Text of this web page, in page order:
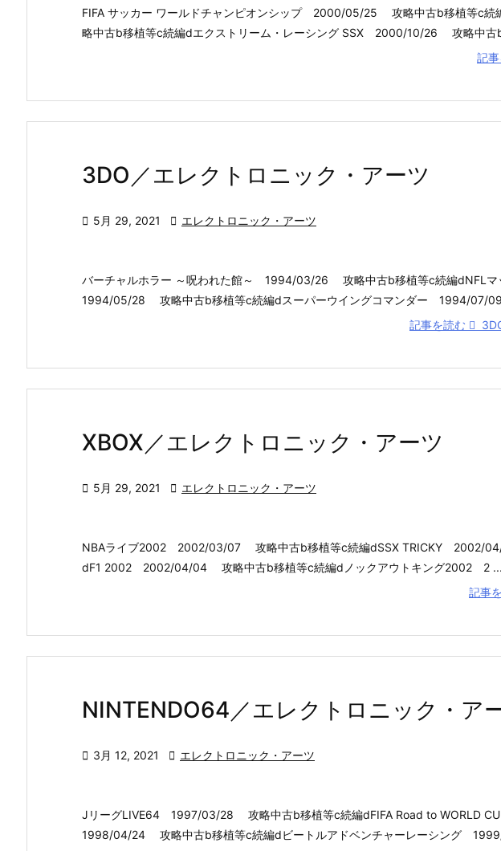
FIFA サッカー ワールドチャンピオンシップ 2000/05/25 攻略中古b移植等
略中古b移植等c続編dエクストリーム・レーシング SSX 2000/10/26 攻略中古
記
3DO／エレクトロニック・アーツ
 5月 29, 2021  エレクトロニック・アーツ
バーチャルホラー ～呪われた館～ 1994/03/26 攻略中古b移植等c続編dNFLマ
1994/05/28 攻略中古b移植等c続編dスーパーウイングコマンダー 1994/07/
記事を読む
XBOX／エレクトロニック・アーツ
 5月 29, 2021  エレクトロニック・アーツ
NBAライブ2002 2002/03/07 攻略中古b移植等c続編dSSX TRICKY 2002/
dF1 2002 2002/04/04 攻略中古b移植等c続編dノックアウトキング2002 2 ...
記事
NINTENDO64／エレクトロニック・ア
 3月 12, 2021  エレクトロニック・アーツ
JリーグLIVE64 1997/03/28 攻略中古b移植等c続編dFIFA Road to WORLD
1998/04/24 攻略中古b移植等c続編dビートルアドベンチャーレーシング